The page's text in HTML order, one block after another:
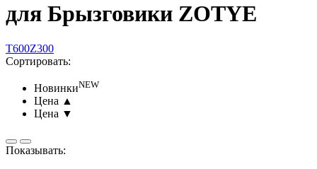
для Брызговики ZOTYE
T600Z300
Сортировать:
НовинкиNEW
Цена ▲
Цена ▼
Показывать: